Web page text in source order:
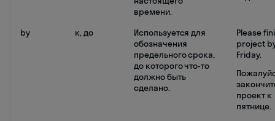
времени.
by к, до
Используется для
обозначения
предельного срока,
до которого что-то
должно быть
сделано.
Please
project
Friday.
проект к
пятнице.